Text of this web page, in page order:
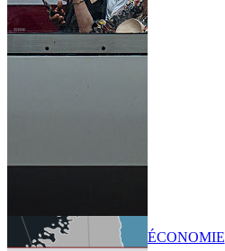
ÉCONOMIE